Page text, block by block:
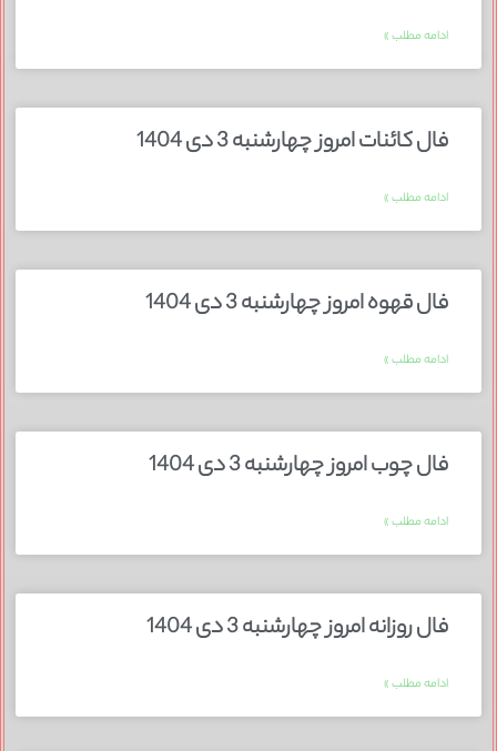
ادامه مطلب »
فال کائنات امروز چهارشنبه 3 دی 1404
ادامه مطلب »
فال قهوه امروز چهارشنبه 3 دی 1404
ادامه مطلب »
فال چوب امروز چهارشنبه 3 دی 1404
ادامه مطلب »
فال روزانه امروز چهارشنبه 3 دی 1404
ادامه مطلب »